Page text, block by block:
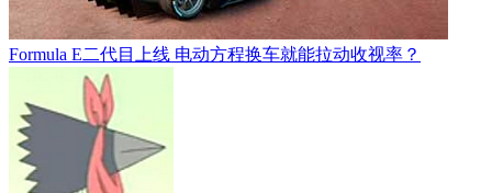
Formula E二代目上线 电动方程换车就能拉动收视率？